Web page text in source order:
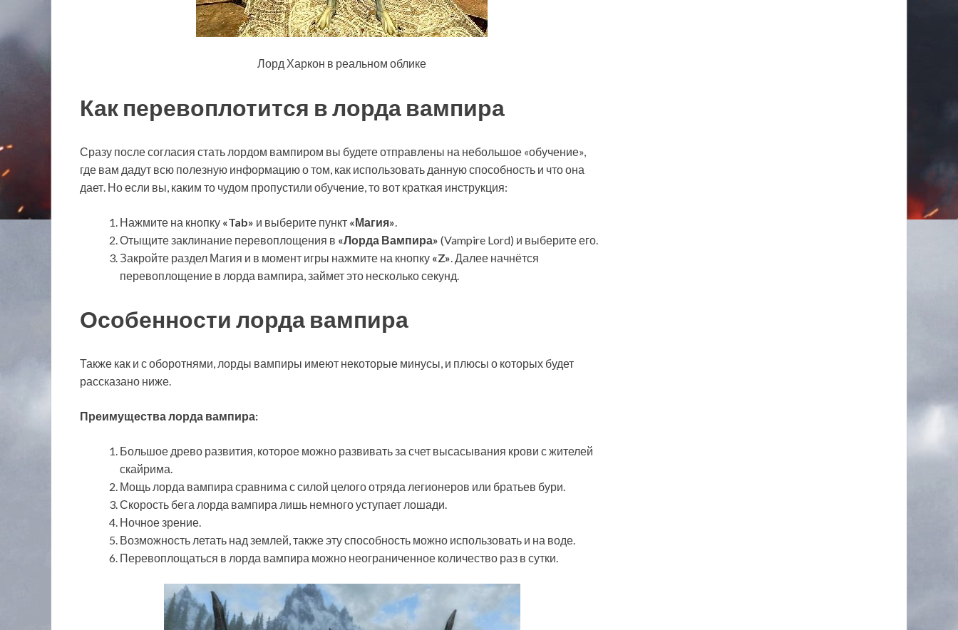
Лорд Харкон в реальном облике
Как перевоплотится в лорда вампира
Сразу после согласия стать лордом вампиром вы будете отправлены на небольшое «обучение»,
где вам дадут всю полезную информацию о том, как использовать данную способность и что она
дает. Но если вы, каким то чудом пропустили обучение, то вот краткая инструкция:
Нажмите на кнопку «Tab» и выберите пункт «Магия»
Отыщите заклинание перевоплощения в «Лорда Вампира» (Vampire Lord) и выберите его.
Закройте раздел Магия и в момент игры нажмите на кнопку «Z» . Далее начнётся
перевоплощение в лорда вампира, займет это несколько секунд.
Особенности лорда вампира
Также как и с оборотнями, лорды вампиры имеют некоторые минусы, и плюсы о которых будет
рассказано ниже.
Преимущества лорда вампира:
Большое древо развития, которое можно развивать за счет высасывания крови с жителей
скайрима.
Мощь лорда вампира сравнима с силой целого отряда легионеров или братьев бури.
Скорость бега лорда вампира лишь немного уступает лошади.
Ночное зрение.
Возможность летать над землей, также эту способность можно использовать и на воде.
Перевоплощаться в лорда вампира можно неограниченное количество раз в сутки.